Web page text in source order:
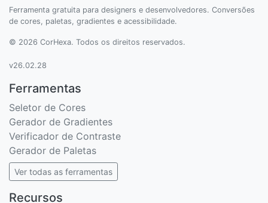
Ferramenta gratuita para designers e desenvolvedores. Conversões
de cores, paletas, gradientes e acessibilidade.
© 2026 CorHexa. Todos os direitos reservados.
v26.02.28
Ferramentas
Seletor de Cores
Gerador de Gradientes
Verificador de Contraste
Gerador de Paletas
Ver todas as ferramentas
Recursos